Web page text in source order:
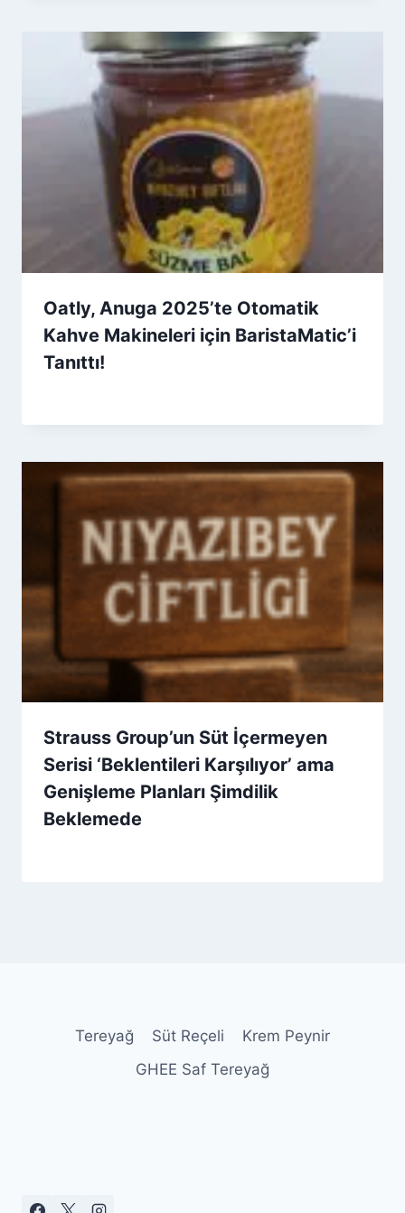
Oatly, Anuga 2025’te Otomatik
Kahve Makineleri için BaristaMatic’i
Tanıttı!
Strauss Group’un Süt İçermeyen
Serisi ‘Beklentileri Karşılıyor’ ama
Genişleme Planları Şimdilik
Beklemede
Tereyağ Süt Reçeli
Krem Peynir
GHEE Saf Tereyağ